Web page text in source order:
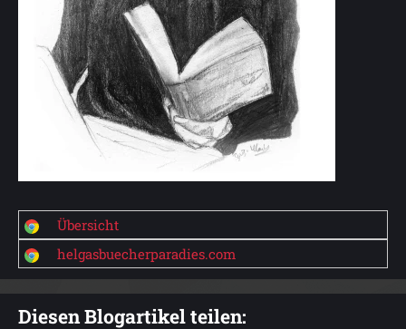
Übersicht
helgasbuecherparadies.com
Diesen Blogartikel teilen: